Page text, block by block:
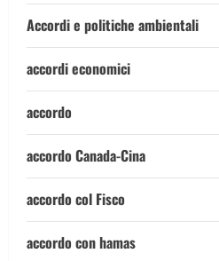
Accordi e politiche ambientali
accordi economici
accordo
accordo Canada-Cina
accordo col Fisco
accordo con hamas